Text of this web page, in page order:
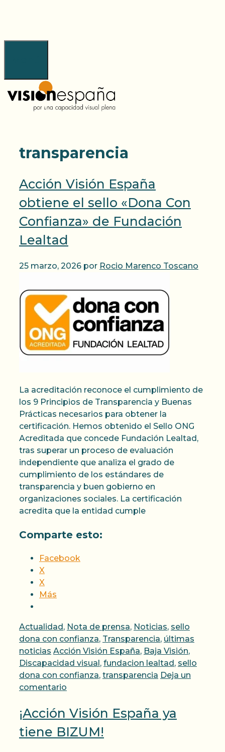
transparencia
Acción Visión España
obtiene el sello «Dona Con
Confianza» de Fundación
Lealtad
25 marzo, 2026 por Rocio Marenco Toscano
La acreditación reconoce el cumplimiento de
los 9 Principios de Transparencia y Buenas
Prácticas necesarios para obtener la
certificación. Hemos obtenido el Sello ONG
Acreditada que concede Fundación Lealtad,
tras superar un proceso de evaluación
independiente que analiza el grado de
cumplimiento de los estándares de
transparencia y buen gobierno en
organizaciones sociales. La certificación
acredita que la entidad cumple
Comparte esto:
Facebook
X
X
Más
Categorías
Actualidad, Nota de prensa, Noticias, sello
dona con confianza, Transparencia, últimas
noticias Etiquetas
Acción Visión España, Baja Visión,
Discapacidad visual, fundacion lealtad, sello
dona con confianza, transparencia Deja un
comentario
¡Acción Visión España ya
tiene BIZUM!